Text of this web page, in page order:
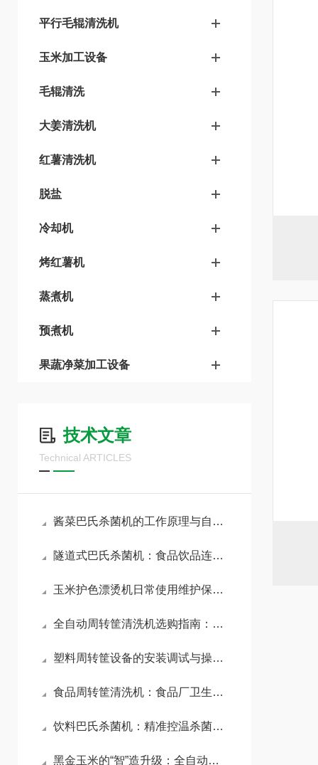
平行毛辊清洗机
玉米加工设备
毛辊清洗
大姜清洗机
红薯清洗机
脱盐
冷却机
烤红薯机
蒸煮机
预煮机
果蔬净菜加工设备
技术文章
Technical ARTICLES
酱菜巴氏杀菌机的工作原理与自动化生产应用
隧道式巴氏杀菌机：食品饮品连续式杀菌工艺全解析
玉米护色漂烫机日常使用维护保养方法
全自动周转筐清洗机选购指南：核心参数与避坑要点全解析
塑料周转筐设备的安装调试与操作指南
食品周转筐清洗机：食品厂卫生清洗解决方案
饮料巴氏杀菌机：精准控温杀菌，锁住饮品风味与安全
黑金玉米的“智”造升级：全自动黑玉米切段机助力特色农产品精深加工